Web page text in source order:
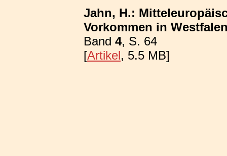
Jahn, H.:
Vorkommen in
Band 4, S. 64
[Artikel, 5.5 MB]